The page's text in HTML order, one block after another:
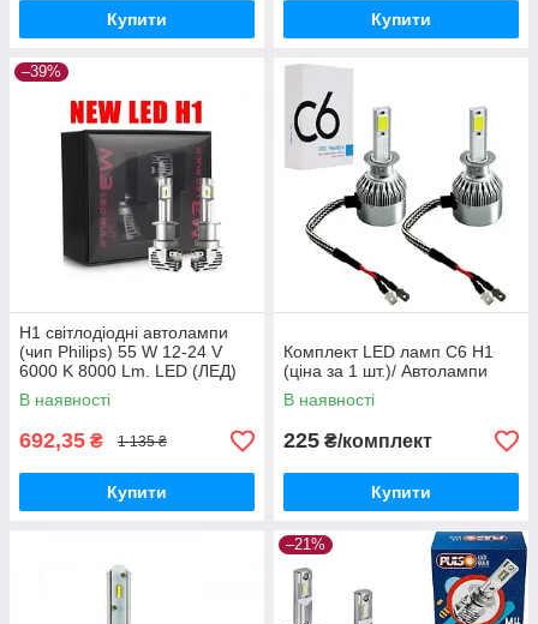
Купити Купити
–39%
H1 світлодіодні автолампи
(чип Philips) 55 W 12-24 V
6000 K 8000 Lm. LED (ЛЕД)
лампи M3 За розміром
галоген
В наявності
692,35 ₴ 1 135 ₴
Купити
Комплект LED ламп C6 H1
(ціна за 1 шт.)/ Автолампи
В наявності
225 ₴/комплект
Купити
–21%